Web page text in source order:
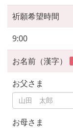
祈願希望時間
9:00
お名前（漢字）
お父さま
お母さま